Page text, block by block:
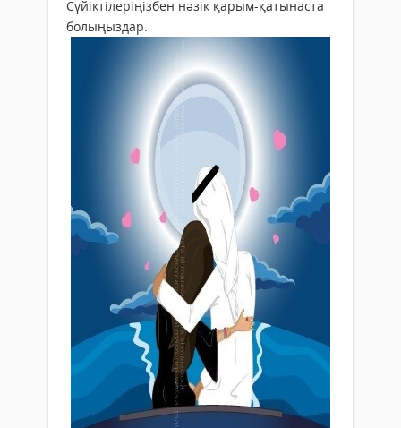
Сүйіктілеріңізбен нәзік қарым-қатынаста
болыңыздар.